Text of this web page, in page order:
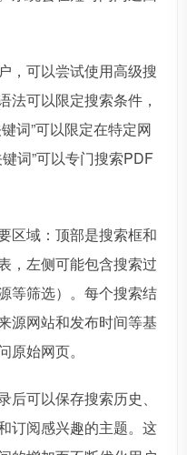
，可以尝试使用高级搜
法可以限定搜索条件，
词”可以限定在特定网
词”可以专门搜索PDF
区域：顶部是搜索框和
，左侧可能包含搜索过
等筛选）。每个搜索结
源网站和发布时间等基
始网页。
可以保存搜索历史、
订阅感兴趣的主题。这